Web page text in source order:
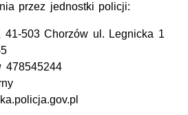
przez jednostki policji:
41-503 Chorzów ul. Legnicka 1
478545244